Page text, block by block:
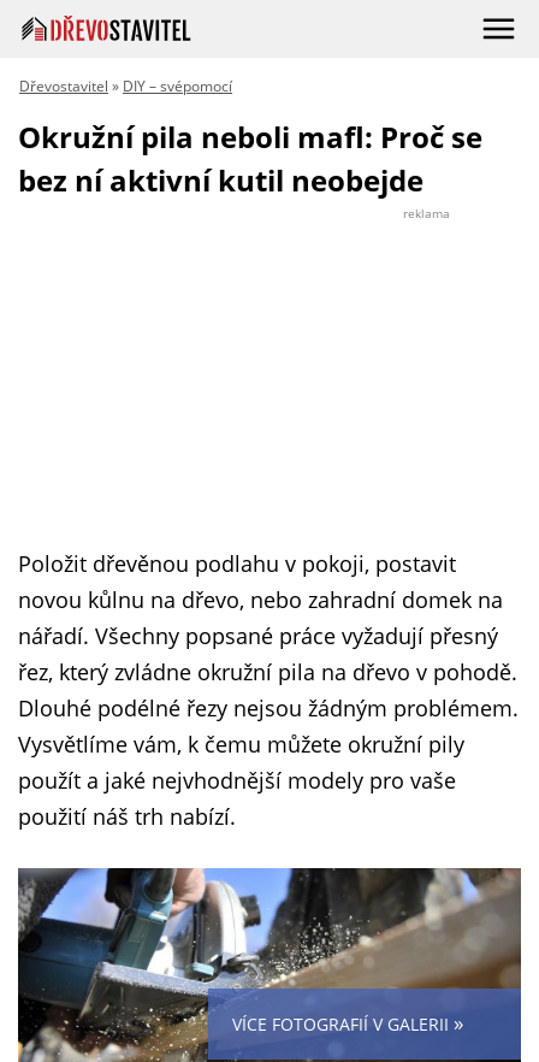
Dřevostavitel » DIY – svépomocí
Okružní pila neboli mafl: Proč se
bez ní aktivní kutil neobejde
reklama
Položit dřevěnou podlahu v pokoji, postavit
novou kůlnu na dřevo, nebo zahradní domek na
nářadí. Všechny popsané práce vyžadují přesný
řez, který zvládne okružní pila na dřevo v pohodě.
Dlouhé podélné řezy nejsou žádným problémem.
Vysvětlíme vám, k čemu můžete okružní pily
použít a jaké nejvhodnější modely pro vaše
použití náš trh nabízí.
VÍCE FOTOGRAFIÍ V GALERII »